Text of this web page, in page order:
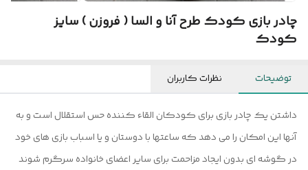
چادر بازی کودک طرح آنا و السا ( فروزن ) سایز
کودک
توضیحات نظرات کاربران
داشتن یک چادر بازی برای کودکان القاء کننده حس استقلال است و به
آنها این امکان را می دهد که ساعتها با دوستان و یا اسباب بازی های خود
در گوشه ای بدون ایجاد مزاحمت برای سایر اعضای خانواده سرگرم شوند